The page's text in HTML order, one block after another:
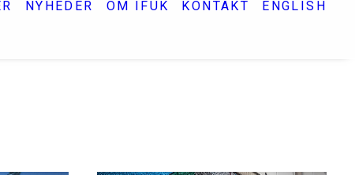
NYHEDER OM IFUK KONTAKT ENGLISH